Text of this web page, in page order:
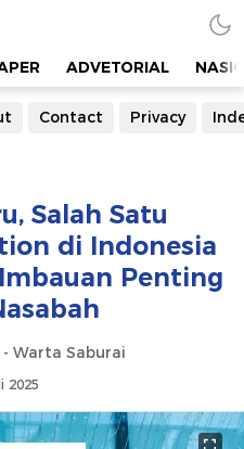
ADVETORIAL
Contact Privacy
Salah Satu
di Indonesia
Penting
Warta Saburai
2025